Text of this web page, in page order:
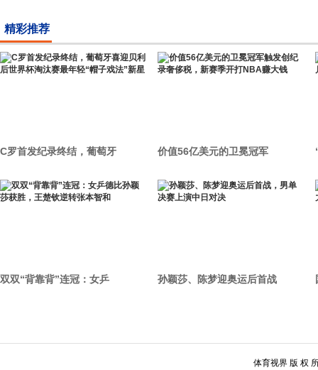
精彩推荐
C罗首发纪录终结，葡萄牙 价值56亿美元的卫冕冠军
双双“背靠背”连冠：女乒 孙颖莎、陈梦迎奥运后首战
体育视界 版 权